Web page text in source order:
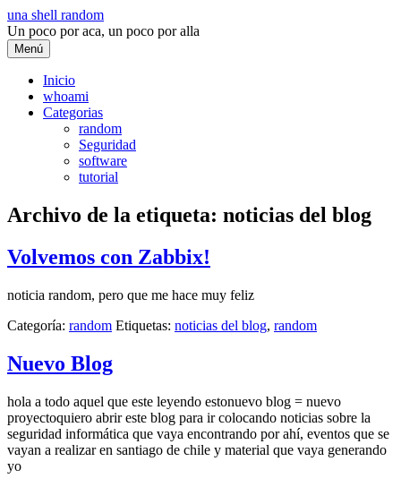
Saltar
al
contenido
una shell random
Un poco por aca, un poco por alla
Menú
Inicio
whoami
Categorias
random
Seguridad
software
tutorial
Archivo de la etiqueta: noticias del blog
Volvemos con Zabbix!
noticia random, pero que me hace muy feliz
Categoría: random Etiquetas: noticias del blog, random
Nuevo Blog
hola a todo aquel que este leyendo estonuevo blog = nuevo
proyectoquiero abrir este blog para ir colocando noticias sobre la
seguridad informática que vaya encontrando por ahí, eventos que se
vayan a realizar en santiago de chile y material que vaya generando
yo